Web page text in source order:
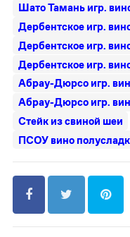
Шато Тамань игр.
Дербентское игр.
Дербентское игр.
Дербентское игр.
Абрау-Дюрсо игр.
Абрау-Дюрсо игр.
Стейк из свиной шеи
ПСОУ вино